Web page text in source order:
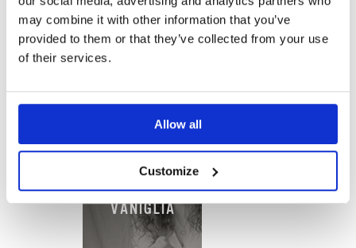
may combine it with other information that you’ve
provided to them or that they’ve collected from your use
of their services.
Allow all
Customize
ESSENZA DI
VANIGLIA